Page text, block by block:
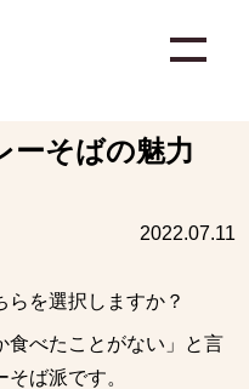
ーそばの魅力
2022.07.11
を選択しますか？
食べたことがない」と言
ば派です。